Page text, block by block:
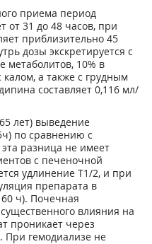
приема период
от 31 до 48 часов, при
приблизительно 45
дозы экскретируется с
метаболитов, 10% в
а также с грудным
составляет 0,116 мл/
лет) выведение
по сравнению с
разница не имеет
с печеночной
удлинение T1/2, и при
препарата в
ч). Почечная
влияния на
проникает через
При гемодиализе не